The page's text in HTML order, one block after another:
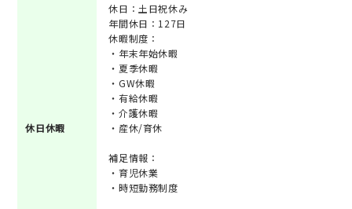
休日休暇
休日：土日祝休み
年間休日：127日
休暇制度：
・年末年始休暇
・夏季休暇
・GW休暇
・有給休暇
・介護休暇
・産休/育休
補足情報：
・育児休業
・時短勤務制度